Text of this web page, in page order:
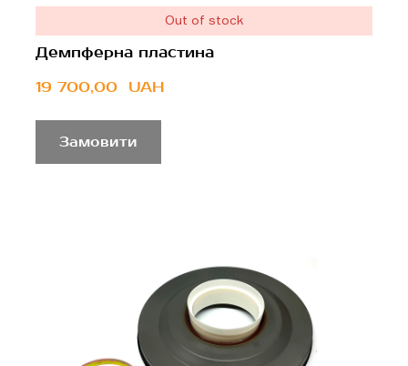
Out of stock
Демпферна пластина
19 700,00  UAH
Замовити